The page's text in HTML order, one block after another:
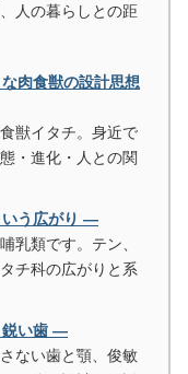
人の暮らしとの距
肉食獣の設計思想
獣イタチ。身近で
・進化・人との関
いう広がり ―
乳類です。テン、
チ科の広がりと系
鋭い歯 ―
ない歯と顎、俊敏